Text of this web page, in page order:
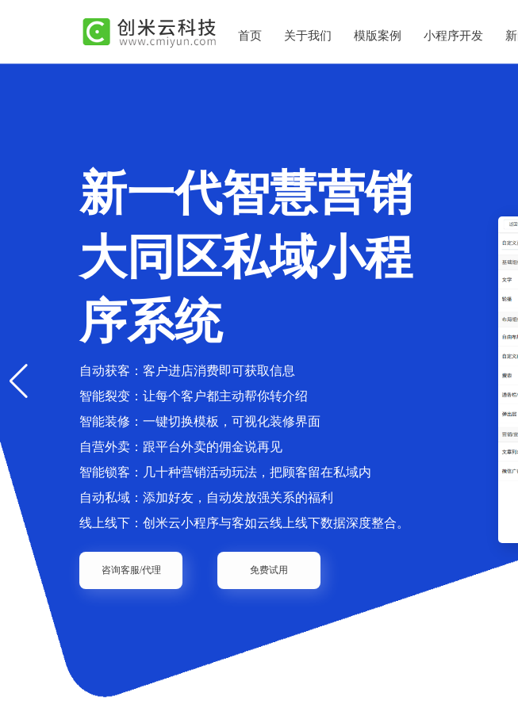
首页 关于我们 模版案例 小程序开发
新一代智慧营销
大同区私域小程
序系统
自动获客：客户进店消费即可获取信息
智能裂变：让每个客户都主动帮你转介绍
智能装修：一键切换模板，可视化装修界面
自营外卖：跟平台外卖的佣金说再见
智能锁客：几十种营销活动玩法，把顾客留在私域内
自动私域：添加好友，自动发放强关系的福利
线上线下：创米云小程序与客如云线上线下数据深度整合。
咨询客服/代理 免费试用